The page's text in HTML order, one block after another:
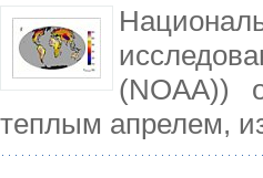
(NOAA))
теплым апрелем,